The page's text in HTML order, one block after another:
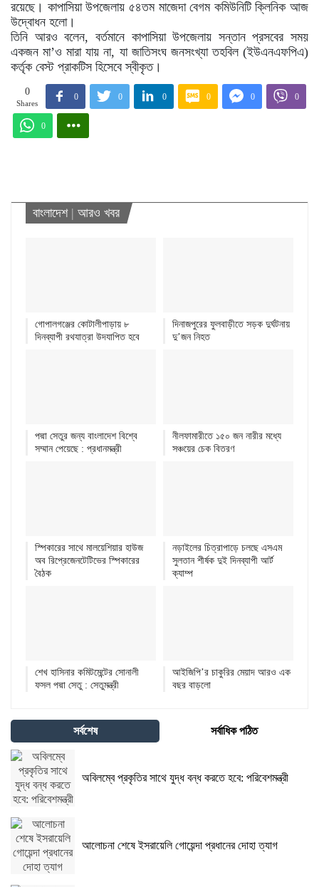
রয়েছে। কাপাসিয়া উপজেলায় ৫৪তম মাজেদা বেগম কমিউনিটি ক্লিনিক আজ
উদ্বোধন হলো।
তিনি আরও বলেন, বর্তমানে কাপাসিয়া উপজেলায় সন্তান প্রসবের সময়
একজন মা’ও মারা যায় না, যা জাতিসংঘ জনসংখ্যা তহবিল (ইউএনএফপিএ)
কর্তৃক বেস্ট প্রাকটিস হিসেবে স্বীকৃত।
0
Shares
0 0 0 0 0 0
0
বাংলাদেশ| আরও খবর
গোপালগঞ্জের কোটালীপাড়ায় ৮
দিনব্যাপী রথযাত্রা উদযাপিত হবে
দিনাজপুরের ফুলবাড়ীতে সড়ক দুর্ঘটনায়
দু’জন নিহত
পদ্মা সেতুর জন্য বাংলাদেশ বিশ্বে
সম্মান পেয়েছে : প্রধানমন্ত্রী
নীলফামারীতে ১৫০ জন নারীর মধ্যে
সঞ্চয়ের চেক বিতরণ
স্পিকারের সাথে মালয়েশিয়ার হাউজ
অব রিপ্রেজেনটেটিভের স্পিকারের
বৈঠক
নড়াইলের চিত্রাপাড়ে চলছে এসএম
সুলতান শীর্ষক দুই দিনব্যাপী আর্ট
ক্যাম্প
শেখ হাসিনার কমিটমেন্টের সোনালী
ফসল পদ্মা সেতু : সেতুমন্ত্রী
আইজিপি’র চাকুরির মেয়াদ আরও এক
বছর বাড়লো
সর্বশেষ সর্বাধিক পঠিত
অবিলম্বে প্রকৃতির সাথে যুদ্ধ বন্ধ করতে হবে: পরিবেশমন্ত্রী
আলোচনা শেষে ইসরায়েলি গোয়েন্দা প্রধানের দোহা ত্যাগ